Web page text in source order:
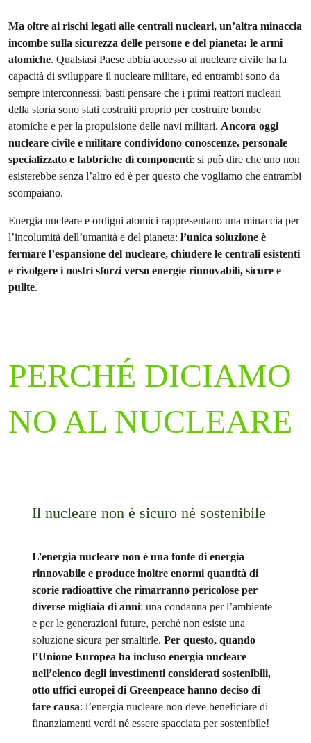
Ma oltre ai rischi legati alle centrali nucleari, un’altra minaccia
incombe sulla sicurezza delle persone e del pianeta: le armi
atomiche. Qualsiasi Paese abbia accesso al nucleare civile ha la
capacità di sviluppare il nucleare militare, ed entrambi sono da
sempre interconnessi: basti pensare che i primi reattori nucleari
della storia sono stati costruiti proprio per costruire bombe
atomiche e per la propulsione delle navi militari. Ancora oggi
nucleare civile e militare condividono conoscenze, personale
specializzato e fabbriche di componenti: si può dire che uno non
esisterebbe senza l’altro ed è per questo che vogliamo che entrambi
scompaiano.
Energia nucleare e ordigni atomici rappresentano una minaccia per
l’incolumità dell’umanità e del pianeta: l’unica soluzione è
fermare l’espansione del nucleare, chiudere le centrali esistenti
e rivolgere i nostri sforzi verso energie rinnovabili, sicure e
pulite.
PERCHÉ DICIAMO
NO AL NUCLEARE
Il nucleare non è sicuro né sostenibile
L’energia nucleare non è una fonte di energia
rinnovabile e produce inoltre enormi quantità di
scorie radioattive che rimarranno pericolose per
diverse migliaia di anni: una condanna per l’ambiente
e per le generazioni future, perché non esiste una
soluzione sicura per smaltirle. Per questo, quando
l’Unione Europea ha incluso energia nucleare
nell’elenco degli investimenti considerati sostenibili,
otto uffici europei di Greenpeace hanno deciso di
fare causa: l’energia nucleare non deve beneficiare di
finanziamenti verdi né essere spacciata per sostenibile!